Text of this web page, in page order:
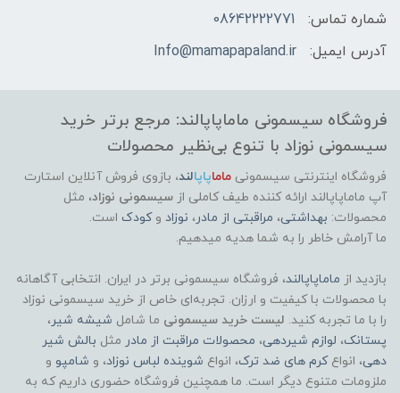
شماره تماس:
08642222771
آدرس ایمیل:
Info@mamapapaland.ir
فروشگاه سیسمونی ماماپاپالند: مرجع برتر خرید
سیسمونی نوزاد با تنوع بی‌نظیر محصولات
فروشگاه اینترنتی سیسمونی ماماپاپالند، بازوی فروش آنلاین استارت
آپ ماماپاپالند ارائه کننده طیف کاملی از سیسمونی نوزاد، مثل
محصولات: بهداشتی، مراقبتی از مادر، نوزاد وکودک است.
ما آرامش خاطر را به شما هدیه میدهیم.
بازدید از ماماپاپالند، فروشگاه سیسمونی برتر در ایران. انتخابی آگاهانه
با محصولات با کیفیت و ارزان. تجربه‌ای خاص از خرید سیسمونی نوزاد
را با ما تجربه کنید. لیست خرید سیسمونی ما شامل شیشه شیر،
پستانک، لوازم شیردهی، محصولات مراقبت از مادر مثل بالش شیر
دهی، انواعکرم های ضد ترک، انواع شوینده لباس نوزاد، و شامپو و
ملزومات متنوع دیگر است. ما همچنین فروشگاه حضوری داریم که به